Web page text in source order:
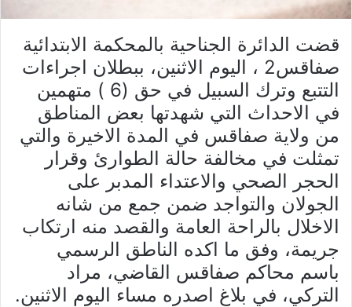
قضت الدائرة الجناحية بالمحكمة الابتدائية
صفاقس2 ، اليوم الاثنين، ببطلان اجراءات
التتبع وترك السبيل في حق (6 ) متهمين
في الاحداث التي شهدتها بعض المناطق
من ولاية صفاقس في المدة الاخيرة والتي
تمثلت في مخالفة حالة الطوارئ وقرار
الحجر الصحي والاعتداء المدبر على
الجولان والتواجد ضمن جمع من شانه
الاخلال بالراحة العامة والقصد منه ارتكاب
جريمة، وفق ما اكده الناطق الرسمي
باسم محاكم صفاقس القاضي، مراد
التركي، في بلاغ اصدره مساء اليوم الاثنين.